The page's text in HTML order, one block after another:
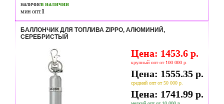
наличиев наличии
мин опт.1
БАЛЛОНЧИК ДЛЯ ТОПЛИВА ZIPPO, АЛЮМИНИЙ,
СЕРЕБРИСТЫЙ
Цена: 1453.6 р.
крупный опт от 100 000 р.
Цена: 1555.35 р.
средний опт от 50 000 р.
Цена: 1741.99 р.